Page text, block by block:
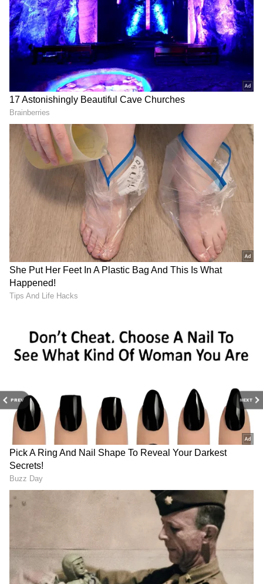
PREV NEXT
2
4
Hanuman Box Office collection
அந்த வகையில் இந்த ஆண்டு சங்கராந்தி
பண்டிகைக்கு தெலுங்கில் மகேஷ் பாபு
நடித்த குண்டூர் காரம், வெங்கடேஷ், ஆர்யா
நடித்த சைந்தவ், பிரசாந்த் வர்மா இயக்கிய
சாமி ரங்கா ஆகிய நான்கு திரைப்படங்கள்
திரைக்கு வந்தன. இந்த படங்களின்
என்பதற்காக தனுஷின் கேப்டன் மில்லர்
மற்றும் சிவகார்த்திகேயனின் அயலான்
ஆகிய படங்களின் தெலுங்கு பதிப்பை
ரிலீஸ் செய்யவில்லை.
இதையும் படியுங்கள்...
அயலான்... அடங்க மறுக்கும் கேப்டன்
மில்லர் - வசூலில் வின்னர் யார்? 5 நாள்